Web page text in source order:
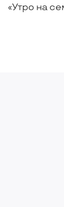
«Утро на